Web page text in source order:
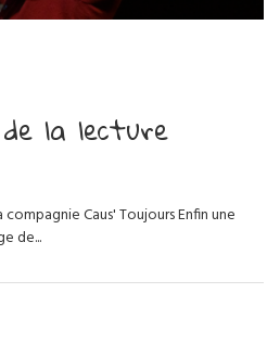
la lecture
Caus' Toujours Enfin une
de...